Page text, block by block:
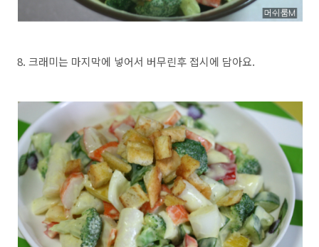
8. 크래미는 마지막에 넣어서 버무린후 접시에 담아요.